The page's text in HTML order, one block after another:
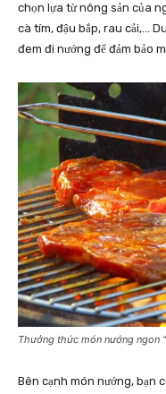
chọn lựa từ nông sản của
cà tím, đậu bắp, rau cải,…
đem đi nướng để đảm bảo
Thưởng thức món nướng ngon
Bên cạnh món nướng, bạn